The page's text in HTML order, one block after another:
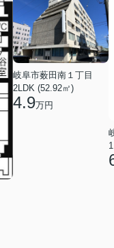
岐阜市薮田南１丁目
2LDK (52.92㎡)
4.9万円